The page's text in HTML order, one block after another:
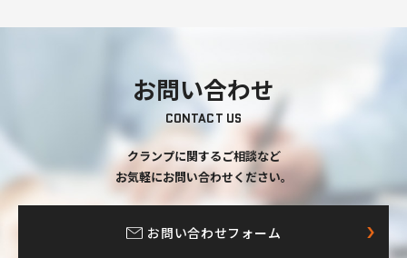
お問い合わせ
CONTACT US
クランプに関するご相談など
お気軽にお問い合わせください。
お問い合わせフォーム